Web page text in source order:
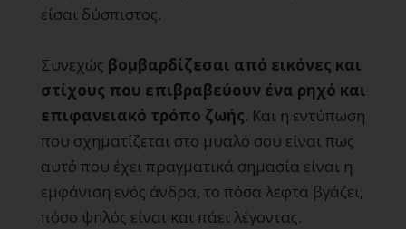
είσαι δύσπιστος.
Συνεχώς βομβαρδίζεσαι από εικόνες και
στίχους που επιβραβεύουν ένα ρηχό και
επιφανειακό τρόπο ζωής. Και η εντύπωση
που σχηματίζεται στο μυαλό σου είναι πως
αυτό που έχει πραγματικά σημασία είναι η
εμφάνιση ενός άνδρα, το πόσα λεφτά βγάζει,
πόσο ψηλός είναι και πάει λέγοντας.